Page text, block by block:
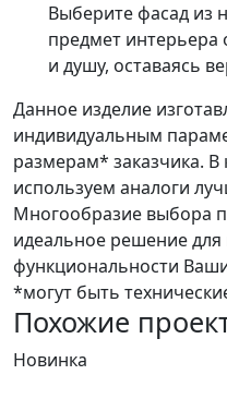
Выберите фасад из
предмет интерьера
и душу, оставаясь
Данное изделие
индивидуальным
размерам* заказчика.
используем аналоги
Многообразие выбора
идеальное решение
функциональности
*могут быть
Похожие
Новинка